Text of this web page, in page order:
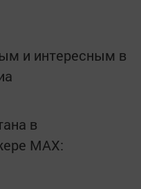
и интересным в
в
MАХ: